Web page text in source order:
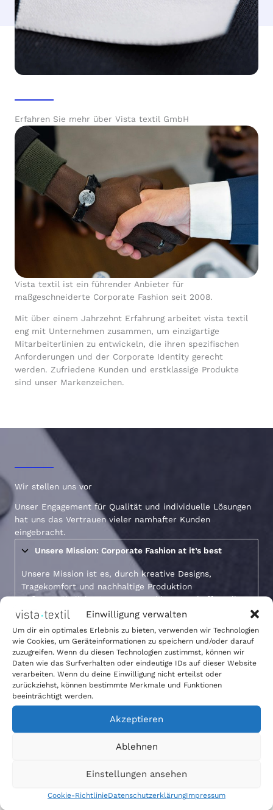
Einwilligung verwalten
Um dir ein optimales Erlebnis zu bieten, verwenden wir Technologien
wie Cookies, um Geräteinformationen zu speichern und/oder darauf
zuzugreifen. Wenn du diesen Technologien zustimmst, können wir
Daten wie das Surfverhalten oder eindeutige IDs auf dieser Website
verarbeiten. Wenn du deine Einwilligung nicht erteilst oder
zurückziehst, können bestimmte Merkmale und Funktionen
beeinträchtigt werden.
Akzeptieren
Ablehnen
Einstellungen ansehen
Cookie-RichtlinieDatenschutzerklärungImpressum
Erfahren Sie mehr über Vista textil GmbH
Vista textil ist ein führender Anbieter für
maßgeschneiderte Corporate Fashion seit 2008.
Mit über einem Jahrzehnt Erfahrung arbeitet vista textil
eng mit Unternehmen zusammen, um einzigartige
Mitarbeiterlinien zu entwickeln, die ihren spezifischen
Anforderungen und der Corporate Identity gerecht
werden. Zufriedene Kunden und erstklassige Produkte
sind unser Markenzeichen.
Wir stellen uns vor
Unser Engagement für Qualität und individuelle Lösungen
hat uns das Vertrauen vieler namhafter Kunden
eingebracht.
Unsere Mission: Corporate Fashion at it’s best
Unsere Mission ist es, durch kreative Designs,
Tragekomfort und nachhaltige Produktion
außergewöhnliche Corporate Fashion zu schaffen, die
sowohl ästhetisch ansprechend als auch
Unsere Partner: Führend in Corporate Fashion
Unsere Werte: Qualität & Nachhaltigkeit
Qualität, die sich auszeichnen lässt